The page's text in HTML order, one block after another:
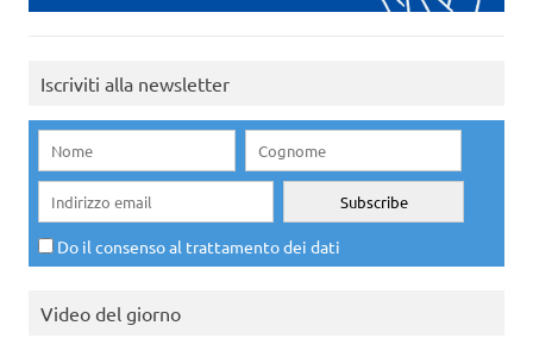
Iscriviti alla newsletter
Do il consenso al trattamento dei dati
Video del giorno